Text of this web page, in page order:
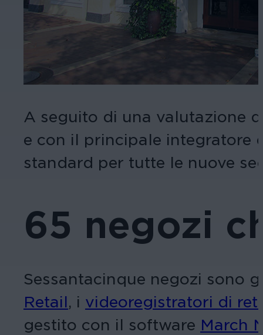
A seguito di una valutazione
e con il principale integratore
standard per tutte le nuove
65 negozi
Sessantacinque negozi sono
Retail, i videoregistratori di
gestito con il software March